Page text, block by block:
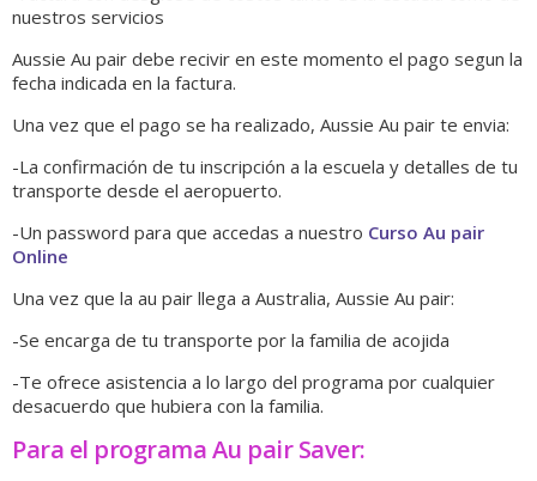
nuestros servicios
Aussie Au pair debe recivir en este momento el pago segun la
fecha indicada en la factura.
Una vez que el pago se ha realizado, Aussie Au pair te envia:
-La confirmación de tu inscripción a la escuela y detalles de tu
transporte desde el aeropuerto.
-Un password para que accedas a nuestro Curso Au pair
Online
Una vez que la au pair llega a Australia, Aussie Au pair:
-Se encarga de tu transporte por la familia de acojida
-Te ofrece asistencia a lo largo del programa por cualquier
desacuerdo que hubiera con la familia.
Para el programa Au pair Saver: